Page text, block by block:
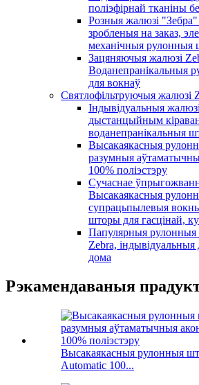
поліэфірнай тканіны
Розныя жалюзі
зробленыя на заказ,
механічныя рулонныя
Зацяняючыя жалюзі
Воданепранікальныя
для вокнаў
Святлофільтруючыя жалюзі
Індывідуальныя
дыстанцыйным
воданепранікальныя
Высакаякасныя
разумныя
100% поліэстэру
Сучаснае
Высакаякасныя
супрацьпылевыя
шторы для гасцінай,
Папулярныя
Zebra,
дома
Рэкамендаваныя
Высакаякасныя рулонныя
Automatic 100...